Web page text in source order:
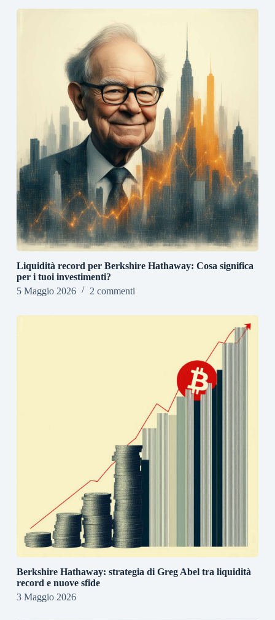
Liquidità record per Berkshire Hathaway: Cosa significa
per i tuoi investimenti?
5 Maggio 2026
2 commenti
Berkshire Hathaway: strategia di Greg Abel tra liquidità
record e nuove sfide
3 Maggio 2026